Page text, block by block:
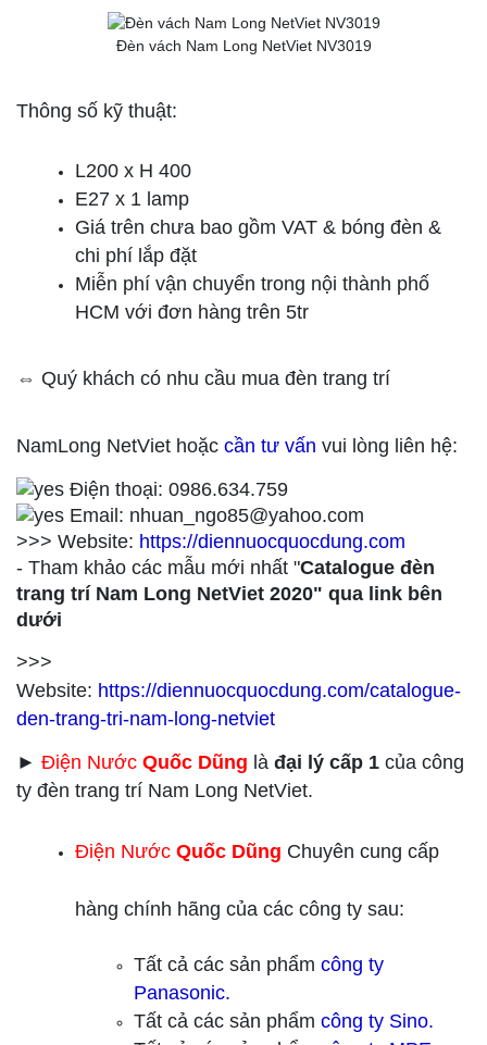
Đèn vách Nam Long NetViet NV3019
Thông số kỹ thuật:
L200 x H 400
E27 x 1 lamp
Giá trên chưa bao gồm VAT & bóng đèn &
chi phí lắp đặt
Miễn phí vận chuyển trong nội thành phố
HCM với đơn hàng trên 5tr
⇔ Quý khách có nhu cầu mua đèn trang trí
NamLong NetViet hoặc cần tư vấn vui lòng liên hệ:
Điện thoại: 0986.634.759
Email: nhuan_ngo85@yahoo.com
>>> Website: https://diennuocquocdung.com
- Tham khảo các mẫu mới nhất "Catalogue đèn
trang trí Nam Long NetViet 2020" qua link bên
dưới
>>>
Website: https://diennuocquocdung.com/catalogue-
den-trang-tri-nam-long-netviet
► Điện Nước Quốc Dũng là đại lý cấp 1 của công
ty đèn trang trí Nam Long NetViet.
Điện Nước Quốc Dũng Chuyên cung cấp
hàng chính hãng của các công ty sau:
Tất cả các sản phẩm công ty
Panasonic.
Tất cả các sản phẩm công ty Sino.